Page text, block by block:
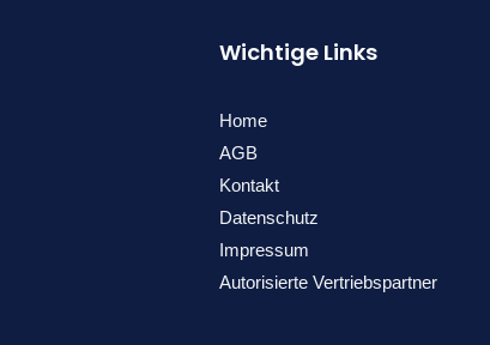
Wichtige Links
Home
AGB
Kontakt
Datenschutz
Impressum
Autorisierte Vertriebspartner